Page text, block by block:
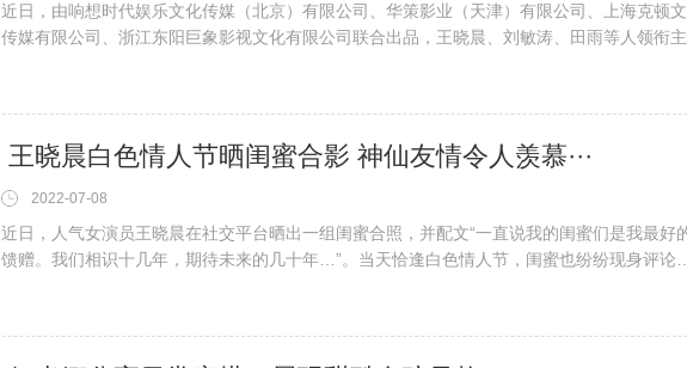
近日，由响想时代娱乐文化传媒（北京）有限公司、华策影业（天津）有限公司、上海克顿
传媒有限公司、浙江东阳巨象影视文化有限公司联合出品，王晓晨、刘敏涛、田雨等人领衔主
​ 王晓晨白色情人节晒闺蜜合影 神仙友情令人羡慕···
2022-07-08
近日，人气女演员王晓晨在社交平台晒出一组闺蜜合照，并配文“一直说我的闺蜜们是我最好
馈赠。我们相识十几年，期待未来的几十年…”。当天恰逢白色情人节，闺蜜也纷纷现身评论区